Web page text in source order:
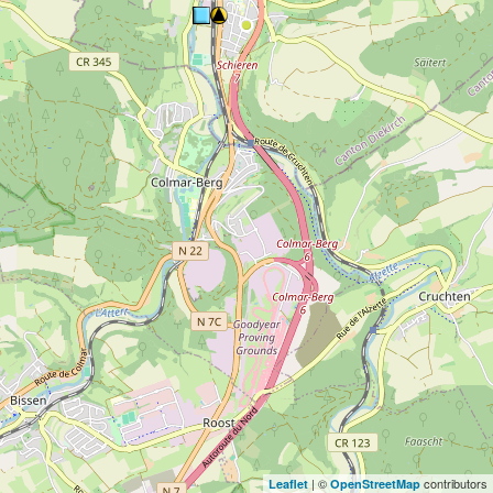
Leaflet | © OpenStreetMap contributors